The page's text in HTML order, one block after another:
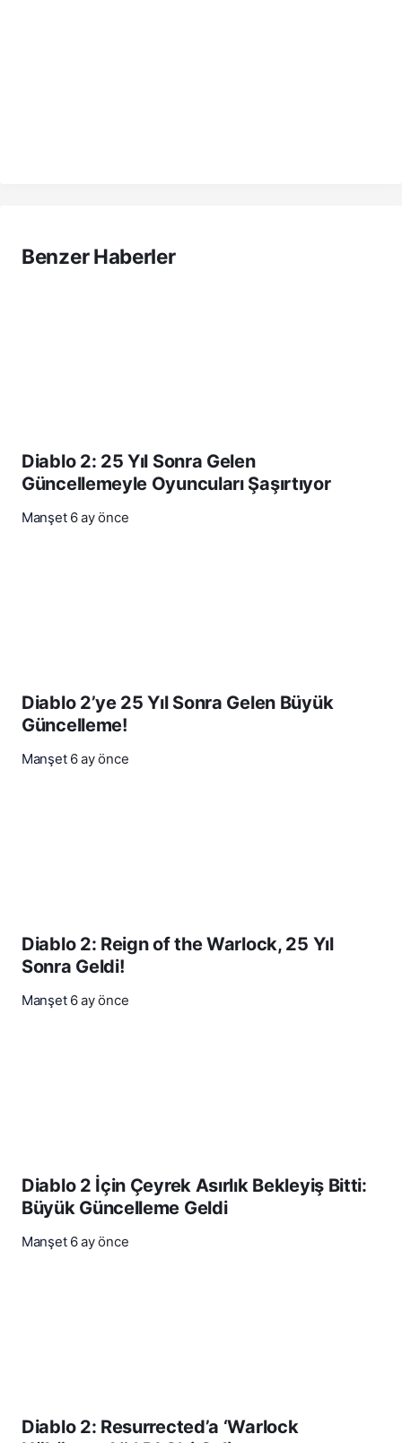
Benzer Haberler
Diablo 2: 25 Yıl Sonra Gelen
Güncellemeyle Oyuncuları Şaşırtıyor
Manşet 6 ay önce
Diablo 2’ye 25 Yıl Sonra Gelen Büyük
Güncelleme!
Manşet 6 ay önce
Diablo 2: Reign of the Warlock, 25 Yıl
Sonra Geldi!
Manşet 6 ay önce
Diablo 2 İçin Çeyrek Asırlık Bekleyiş Bitti:
Büyük Güncelleme Geldi
Manşet 6 ay önce
Diablo 2: Resurrected’a ‘Warlock